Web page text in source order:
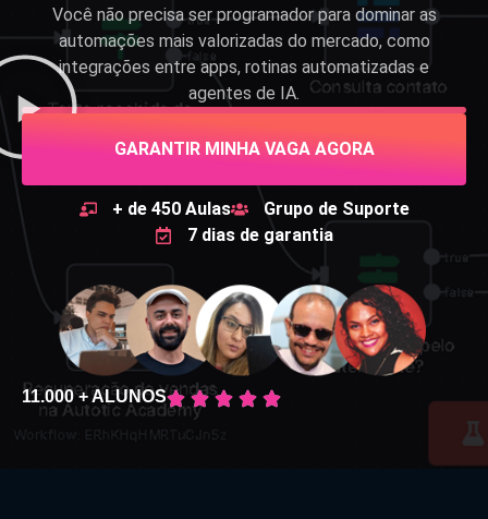
Você não precisa ser programador para dominar as
automações mais valorizadas do mercado, como
integrações entre apps, rotinas automatizadas e
agentes de IA.
GARANTIR MINHA VAGA AGORA
+ de 450 Aulas
Grupo de Suporte
7 dias de garantia
11.000 + ALUNOS